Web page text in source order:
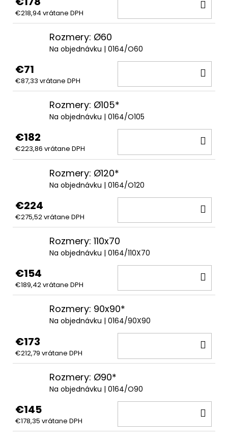
€218,94 vrátane DPH
Rozmery: Ø60
Na objednávku | 0164/O60
€71
€87,33 vrátane DPH
Rozmery: Ø105*
Na objednávku | 0164/O105
€182
€223,86 vrátane DPH
Rozmery: Ø120*
Na objednávku | 0164/O120
€224
€275,52 vrátane DPH
Rozmery: 110x70
Na objednávku | 0164/110X70
€154
€189,42 vrátane DPH
Rozmery: 90x90*
Na objednávku | 0164/90X90
€173
€212,79 vrátane DPH
Rozmery: Ø90*
Na objednávku | 0164/O90
€145
€178,35 vrátane DPH